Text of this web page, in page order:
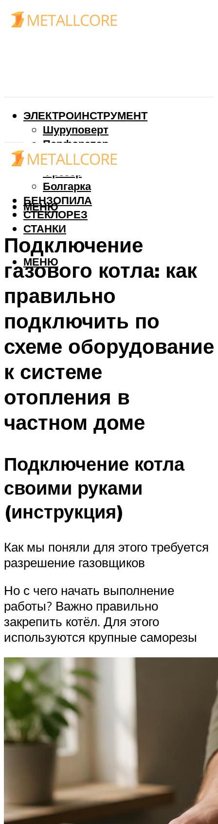
ЭЛЕКТРОИНСТРУМЕНТ
Шуруповерт
Перфоратор
Дрель
Фрезер
Болгарка
БЕНЗОПИЛА
СТЕКЛОРЕЗ
СТАНКИ
МЕНЮ
МЕНЮ
Подключение
газового котла: как
правильно
подключить по
схеме оборудование
к системе
отопления в
частном доме
Подключение котла
своими руками
(инструкция)
Как мы поняли для этого требуется
разрешение газовщиков
Но с чего начать выполнение
работы? Важно правильно
закрепить котёл. Для этого
используются крупные саморезы